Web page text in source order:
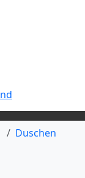
Duschen